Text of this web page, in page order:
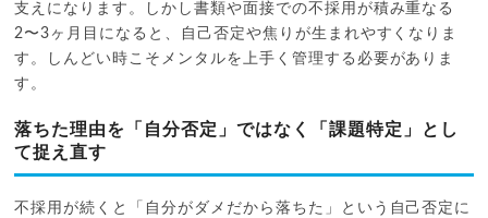
支えになります。しかし書類や面接での不採用が積み重なる
2〜3ヶ月目になると、自己否定や焦りが生まれやすくなりま
す。しんどい時こそメンタルを上手く管理する必要がありま
す。
落ちた理由を「自分否定」ではなく「課題特定」とし
て捉え直す
不採用が続くと「自分がダメだから落ちた」という自己否定に